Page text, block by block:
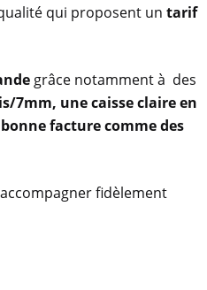
qui proposent un tarif
grâce notamment à des
7mm, une caisse claire en
facture comme des
fidèlement